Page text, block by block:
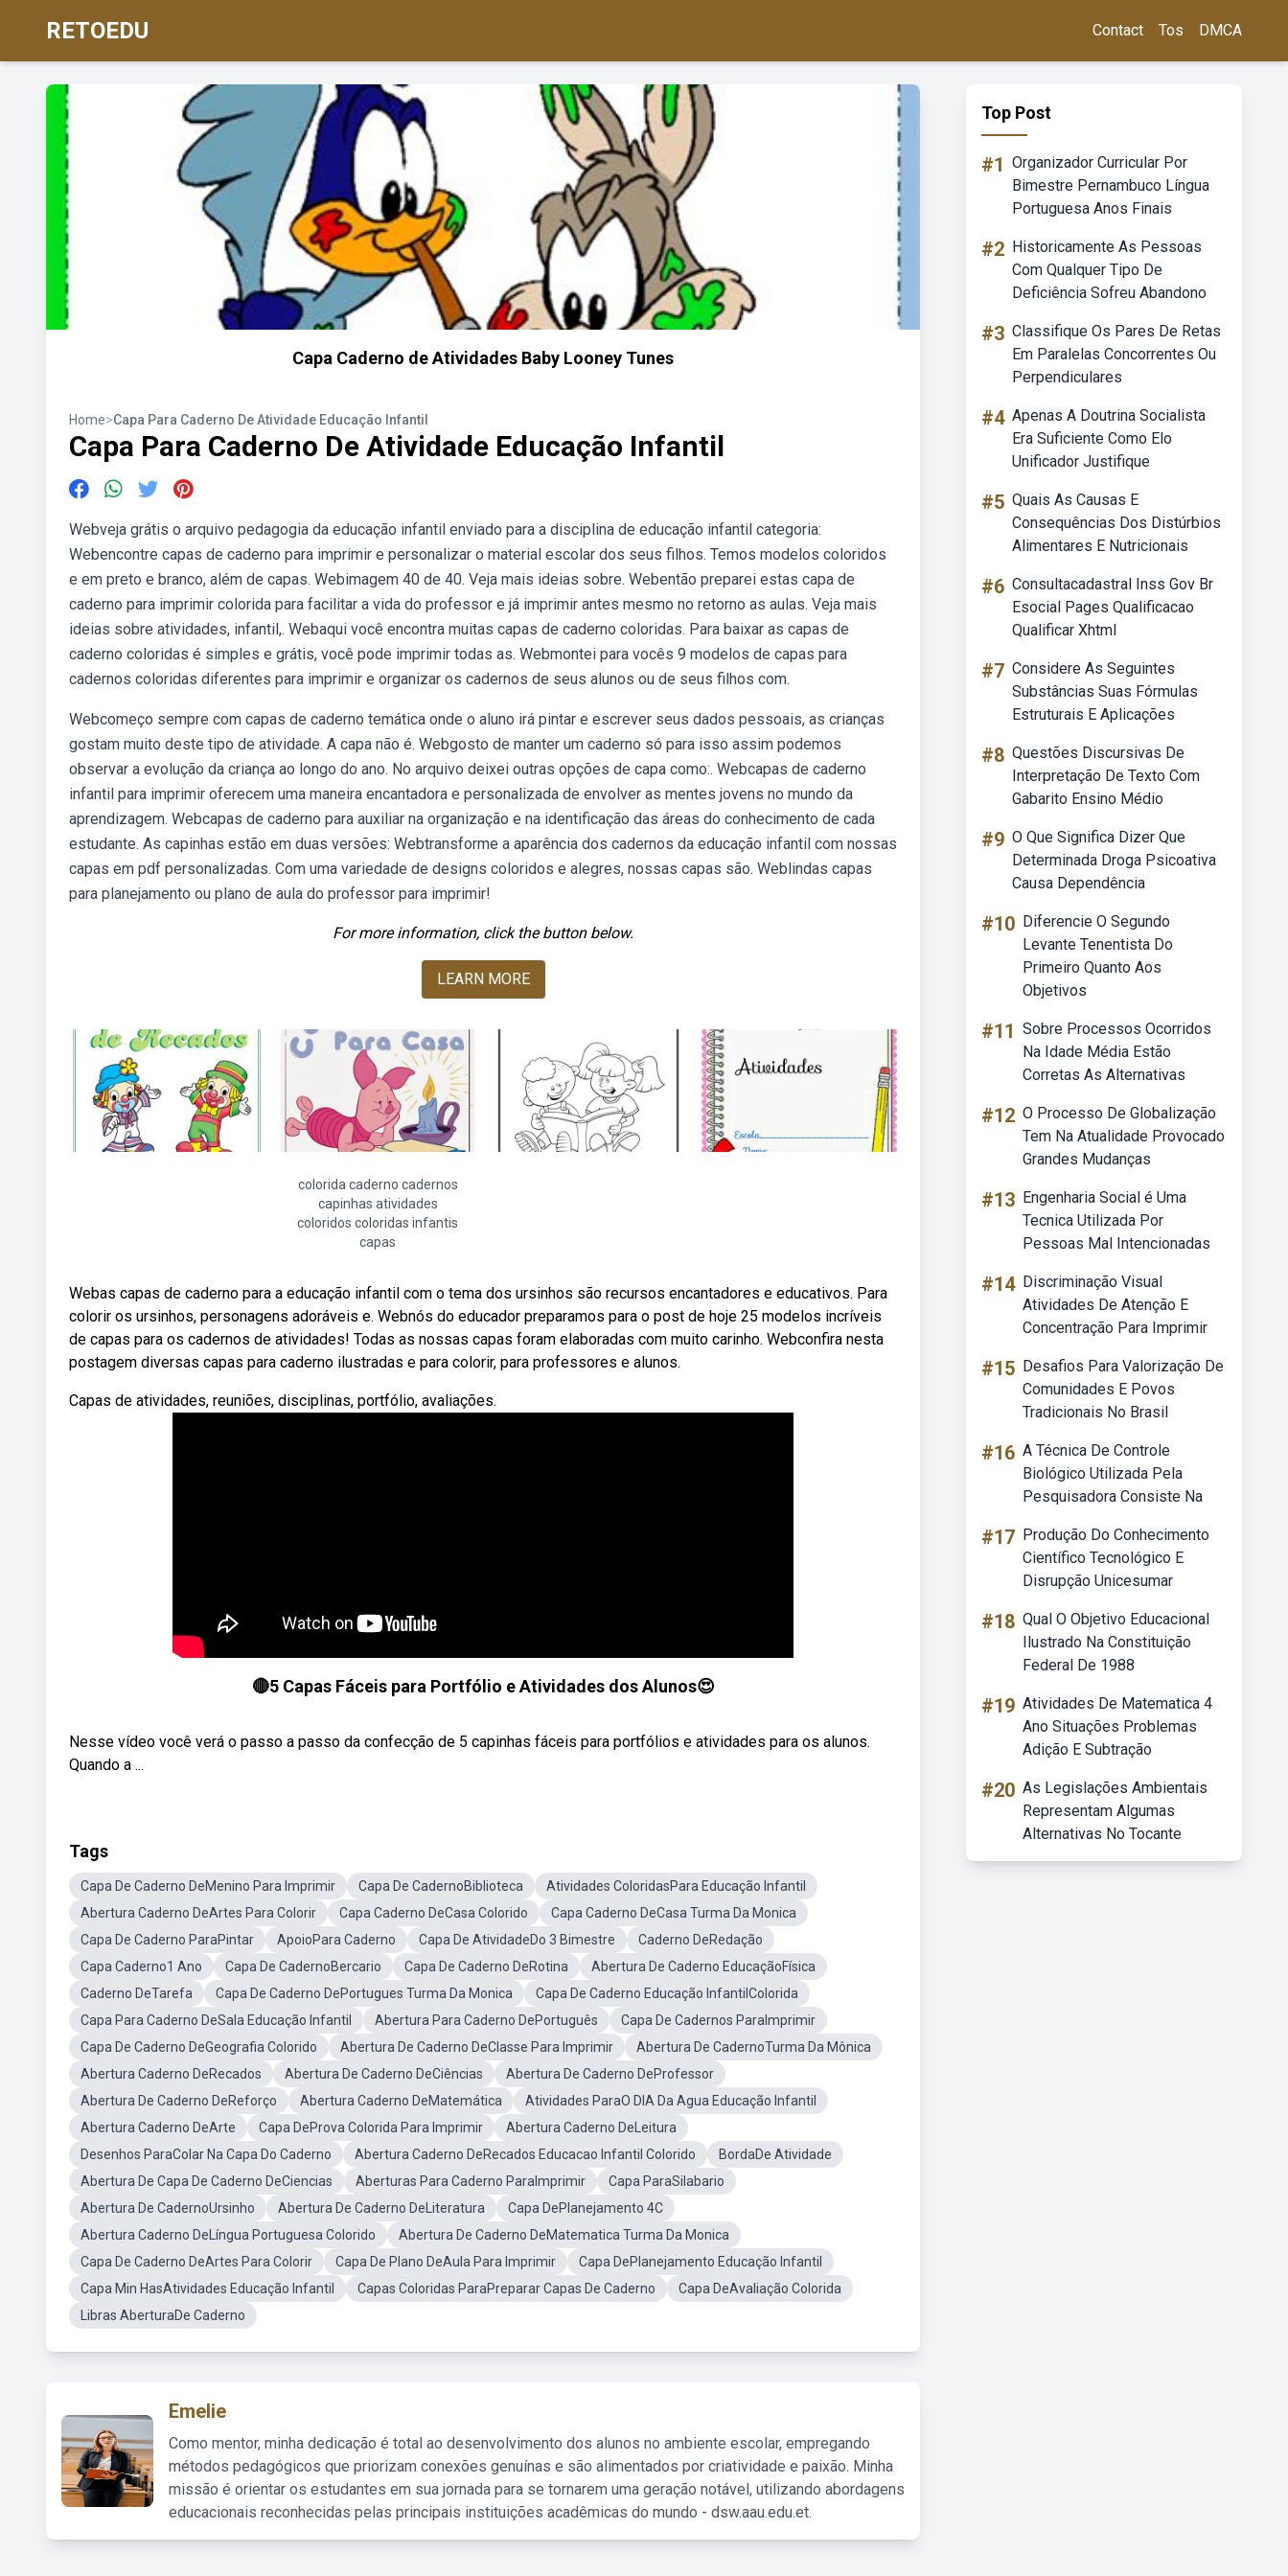
RETOEDU Contact Tos DMCA
Capa Caderno de Atividades Baby Looney Tunes
Home>Capa Para Caderno De Atividade Educação Infantil
Capa Para Caderno De Atividade Educação Infantil
Webveja grátis o arquivo pedagogia da educação infantil enviado para a disciplina de educação infantil categoria:
Webencontre capas de caderno para imprimir e personalizar o material escolar dos seus filhos. Temos modelos coloridos
e em preto e branco, além de capas. Webimagem 40 de 40. Veja mais ideias sobre. Webentão preparei estas capa de
caderno para imprimir colorida para facilitar a vida do professor e já imprimir antes mesmo no retorno as aulas. Veja mais
ideias sobre atividades, infantil,. Webaqui você encontra muitas capas de caderno coloridas. Para baixar as capas de
caderno coloridas é simples e grátis, você pode imprimir todas as. Webmontei para vocês 9 modelos de capas para
cadernos coloridas diferentes para imprimir e organizar os cadernos de seus alunos ou de seus filhos com.
Webcomeço sempre com capas de caderno temática onde o aluno irá pintar e escrever seus dados pessoais, as crianças
gostam muito deste tipo de atividade. A capa não é. Webgosto de manter um caderno só para isso assim podemos
observar a evolução da criança ao longo do ano. No arquivo deixei outras opções de capa como:. Webcapas de caderno
infantil para imprimir oferecem uma maneira encantadora e personalizada de envolver as mentes jovens no mundo da
aprendizagem. Webcapas de caderno para auxiliar na organização e na identificação das áreas do conhecimento de cada
estudante. As capinhas estão em duas versões: Webtransforme a aparência dos cadernos da educação infantil com nossas
capas em pdf personalizadas. Com uma variedade de designs coloridos e alegres, nossas capas são. Weblindas capas
para planejamento ou plano de aula do professor para imprimir!
For more information, click the button below.
LEARN MORE
colorida caderno cadernos
capinhas atividades
coloridos coloridas infantis
capas
Webas capas de caderno para a educação infantil com o tema dos ursinhos são recursos encantadores e educativos. Para
colorir os ursinhos, personagens adoráveis e. Webnós do educador preparamos para o post de hoje 25 modelos incríveis
de capas para os cadernos de atividades! Todas as nossas capas foram elaboradas com muito carinho. Webconfira nesta
postagem diversas capas para caderno ilustradas e para colorir, para professores e alunos.
Capas de atividades, reuniões, disciplinas, portfólio, avaliações.
🔴5 Capas Fáceis para Portfólio e Atividades dos Alunos😍
Nesse vídeo você verá o passo a passo da confecção de 5 capinhas fáceis para portfólios e atividades para os alunos.
Quando a ...
Tags
Capa De Caderno DeMenino Para Imprimir Capa De CadernoBiblioteca
Atividades ColoridasPara Educação Infantil
Abertura Caderno DeArtes Para Colorir
Capa Caderno DeCasa Colorido
Capa Caderno DeCasa Turma Da Monica
Capa De Caderno ParaPintar
ApoioPara Caderno Capa De AtividadeDo 3 Bimestre
Caderno DeRedação
Capa Caderno1 Ano
Capa De CadernoBercario Capa De Caderno DeRotina
Abertura De Caderno EducaçãoFísica
Caderno DeTarefa
Capa De Caderno DePortugues Turma Da Monica
Capa De Caderno Educação InfantilColorida
Capa Para Caderno DeSala Educação Infantil
Abertura Para Caderno DePortuguês
Capa De Cadernos ParaImprimir
Capa De Caderno DeGeografia Colorido
Abertura De Caderno DeClasse Para Imprimir
Abertura De CadernoTurma Da Mônica
Abertura Caderno DeRecados
Abertura De Caderno DeCiências
Abertura De Caderno DeProfessor
Abertura De Caderno DeReforço
Abertura Caderno DeMatemática
Atividades ParaO DIA Da Agua Educação Infantil
Abertura Caderno DeArte
Capa DeProva Colorida Para Imprimir
Abertura Caderno DeLeitura
Desenhos ParaColar Na Capa Do Caderno
Abertura Caderno DeRecados Educacao Infantil Colorido
BordaDe Atividade
Abertura De Capa De Caderno DeCiencias
Aberturas Para Caderno ParaImprimir
Capa ParaSilabario
Abertura De CadernoUrsinho
Abertura De Caderno DeLiteratura
Capa DePlanejamento 4C
Abertura Caderno DeLíngua Portuguesa Colorido
Abertura De Caderno DeMatematica Turma Da Monica
Capa De Caderno DeArtes Para Colorir
Capa De Plano DeAula Para Imprimir
Capa DePlanejamento Educação Infantil
Capa Min HasAtividades Educação Infantil
Capas Coloridas ParaPreparar Capas De Caderno
Capa DeAvaliação Colorida
Libras AberturaDe Caderno
Emelie
Como mentor, minha dedicação é total ao desenvolvimento dos alunos no ambiente escolar, empregando
métodos pedagógicos que priorizam conexões genuínas e são alimentados por criatividade e paixão. Minha
missão é orientar os estudantes em sua jornada para se tornarem uma geração notável, utilizando abordagens
educacionais reconhecidas pelas principais instituições acadêmicas do mundo - dsw.aau.edu.et.
Top Post
#1 Organizador Curricular Por
Bimestre Pernambuco Língua
Portuguesa Anos Finais
#2 Historicamente As Pessoas
Com Qualquer Tipo De
Deficiência Sofreu Abandono
#3 Classifique Os Pares De Retas
Em Paralelas Concorrentes Ou
Perpendiculares
#4 Apenas A Doutrina Socialista
Era Suficiente Como Elo
Unificador Justifique
#5 Quais As Causas E
Consequências Dos Distúrbios
Alimentares E Nutricionais
#6 Consultacadastral Inss Gov Br
Esocial Pages Qualificacao
Qualificar Xhtml
#7 Considere As Seguintes
Substâncias Suas Fórmulas
Estruturais E Aplicações
#8 Questões Discursivas De
Interpretação De Texto Com
Gabarito Ensino Médio
#9 O Que Significa Dizer Que
Determinada Droga Psicoativa
Causa Dependência
#10 Diferencie O Segundo
Levante Tenentista Do
Primeiro Quanto Aos
Objetivos
#11 Sobre Processos Ocorridos
Na Idade Média Estão
Corretas As Alternativas
#12 O Processo De Globalização
Tem Na Atualidade Provocado
Grandes Mudanças
#13 Engenharia Social é Uma
Tecnica Utilizada Por
Pessoas Mal Intencionadas
#14 Discriminação Visual
Atividades De Atenção E
Concentração Para Imprimir
#15 Desafios Para Valorização De
Comunidades E Povos
Tradicionais No Brasil
#16 A Técnica De Controle
Biológico Utilizada Pela
Pesquisadora Consiste Na
#17 Produção Do Conhecimento
Científico Tecnológico E
Disrupção Unicesumar
#18 Qual O Objetivo Educacional
Ilustrado Na Constituição
Federal De 1988
#19 Atividades De Matematica 4
Ano Situações Problemas
Adição E Subtração
#20 As Legislações Ambientais
Representam Algumas
Alternativas No Tocante